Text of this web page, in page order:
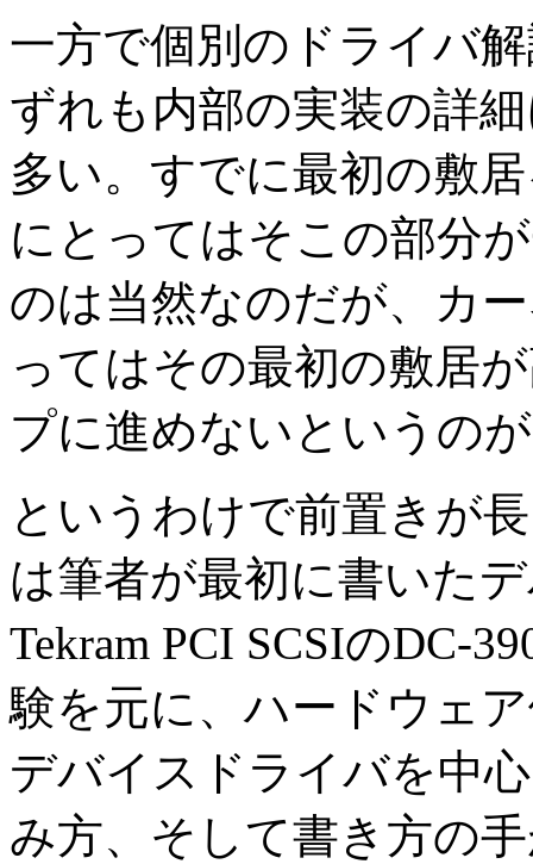
一方で個別のドライバ
ずれも内部の実装の詳
多い。すでに最初の敷
にとってはそこの部分
のは当然なのだが、カ
ってはその最初の敷居
プに進めないというの
というわけで前置きが
は筆者が最初に書いた
Tekram PCI SCSIのDC-
験を元に、ハードウェ
デバイスドライバを中
み方、そして書き方の